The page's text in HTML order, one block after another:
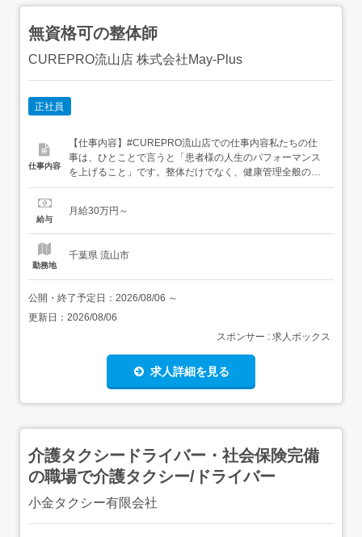
無資格可の整体師
CUREPRO流山店 株式会社May-Plus
正社員
仕事内容
【仕事内容】#CUREPRO流山店での仕事内容私たちの仕
事は、ひとことで言うと「患者様の人生のパフォーマンス
を上げること」です。整体だけでなく、健康管理全般のプ
ロとして患者様と関わっていきます。#施術に集中できる
命」と呼んでいる仕組みがあります。施術に集中できない
給与
月給30万円～
勤務地
千葉県 流山市
公開・終了予定日： 2026/08/06 ～
更新日： 2026/08/06
スポンサー : 求人ボックス
求人詳細を見る
介護タクシードライバー・社会保険完備
の職場で介護タクシー/ドライバー
小金タクシー有限会社